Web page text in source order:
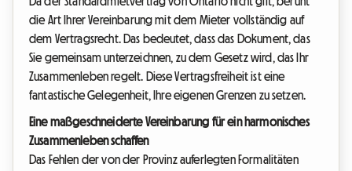
die Art Ihrer Vereinbarung mit dem Mieter vollständig auf
dem Vertragsrecht. Das bedeutet, dass das Dokument, das
Sie gemeinsam unterzeichnen, zu dem Gesetz wird, das Ihr
Zusammenleben regelt. Diese Vertragsfreiheit ist eine
fantastische Gelegenheit, Ihre eigenen Grenzen zu setzen.
Eine maßgeschneiderte Vereinbarung für ein harmonisches
Zusammenleben schaffen
Das Fehlen der von der Provinz auferlegten Formalitäten